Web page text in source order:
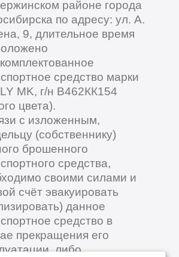
районе города
по адресу: ул. А.
9, длительное время
средство марки
MK, г/н В462КК154
цвета).
с изложенным,
(собственнику)
брошенного
средства,
своими силами и
счёт эвакуировать
данное
средство в
прекращения его
либо